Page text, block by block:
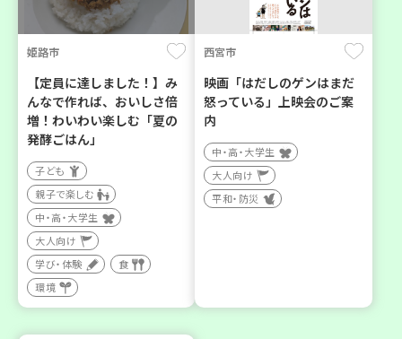
姫路市
【定員に達しました！】み
んなで作れば、おいしさ倍
増！わいわい楽しむ「夏の
発酵ごはん」
子ども
親子で楽しむ
中・高・大学生
大人向け
学び・体験
食
環境
西宮市
映画「はだしのゲンはまだ
怒っている」上映会のご案
内
中・高・大学生
大人向け
平和・防災